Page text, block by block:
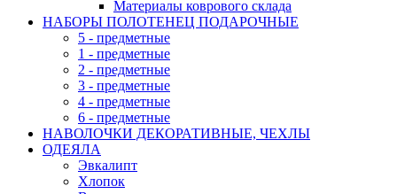
Материалы коврового склада
НАБОРЫ ПОЛОТЕНЕЦ ПОДАРОЧНЫЕ
5 - предметные
1 - предметные
2 - предметные
3 - предметные
4 - предметные
6 - предметные
НАВОЛОЧКИ ДЕКОРАТИВНЫЕ, ЧЕХЛЫ
ОДЕЯЛА
Эвкалипт
Хлопок